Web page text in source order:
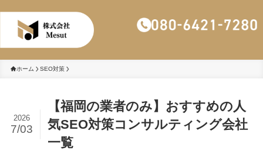
ホーム SEO対策
【福岡の業者のみ】おすすめの人
気SEO対策コンサルティング会社
一覧
2026
7/03